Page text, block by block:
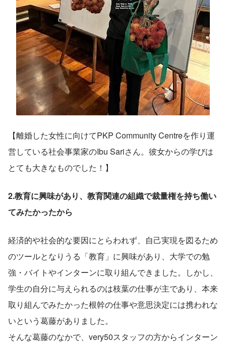
【離婚した女性に向けてPKP Community Centreを作り運
営している社会事業家のIbu Sariさん。彼女からの学びは
とても大きなものでした！】
2.教育に興味があり、教育関連の組織で裁量権を持ち働い
てみたかったから
経済的や社会的な要因にとらわれず、自己実現を図るため
のツールとなりうる「教育」に興味があり、大学での勉
強・バイトやインターンに取り組んできました。しかし、
学生の自分に与えられるのは枝葉の仕事が主であり、本来
取り組んでみたかった根幹の仕事や意思決定には携われな
いという葛藤がありました。
そんな葛藤のなかで、very50スタッフの方からインターン